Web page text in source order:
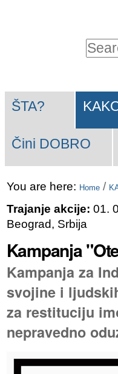
Skip
to
navigation
Search…
Navigation
ŠTA?
Čini DOBRO
You are here: Home /
Trajanje akcije: 01.
Beograd, Srbija
Kampanja
Kampanja za
svojine i
za restituciju
nepravedno